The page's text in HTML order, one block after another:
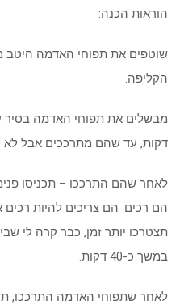
הוראות הכנה:
שוטפים את תפוחי האדמה
הקליפה.
דקות, עד שהם מתרככים אבל לא
לאחר שהם התרככו – תכניסו
הם רכים. הם צריכים להיות
במשך כ-40 דקות.
לאחר שתפוחי האדמה התרככו,